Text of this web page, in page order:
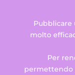
Pubblicare
molto
Per
permettendo